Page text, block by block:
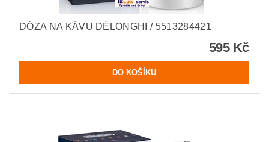
DÓZA NA KÁVU DÉLONGHI / 5513284421
595 Kč